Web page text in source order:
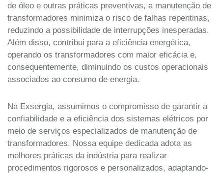
de óleo e outras práticas preventivas, a manutenção de
transformadores minimiza o risco de falhas repentinas,
reduzindo a possibilidade de interrupções inesperadas.
Além disso, contribui para a eficiência energética,
operando os transformadores com maior eficácia e,
consequentemente, diminuindo os custos operacionais
associados ao consumo de energia.
Na Exsergia, assumimos o compromisso de garantir a
confiabilidade e a eficiência dos sistemas elétricos por
meio de serviços especializados de manutenção de
transformadores. Nossa equipe dedicada adota as
melhores práticas da indústria para realizar
procedimentos rigorosos e personalizados, adaptando-